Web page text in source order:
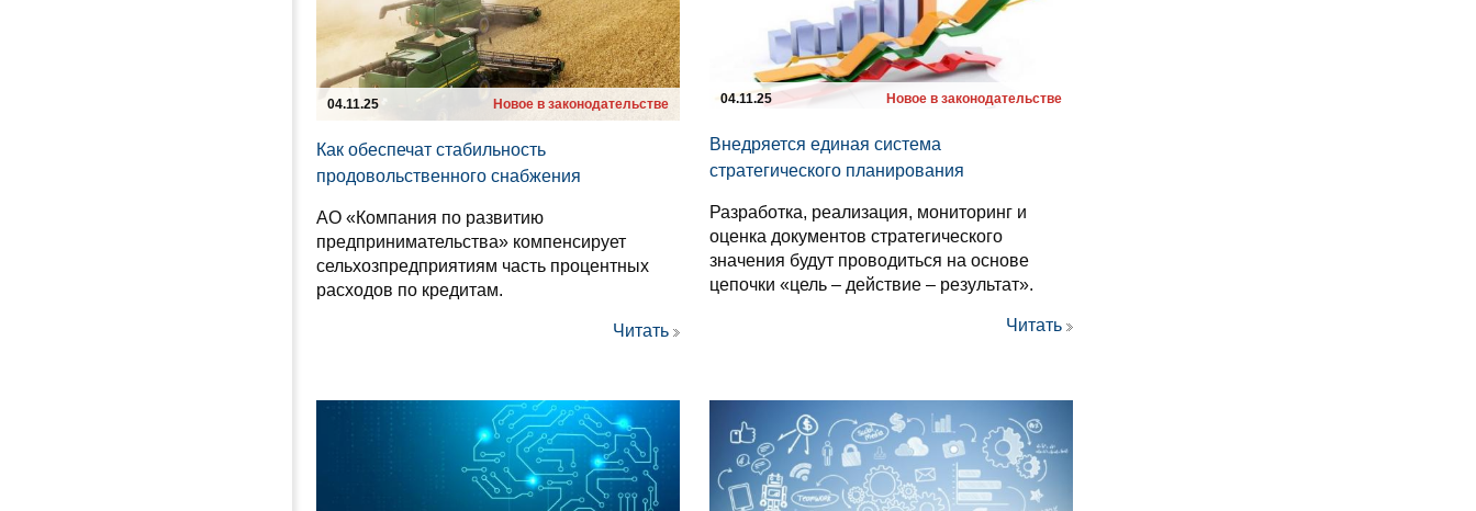
04.11.25 Новое в законодательстве
Как обеспечат стабильность
продовольственного снабжения
АО «Компания по развитию
предпринимательства» компенсирует
сельхозпредприятиям часть процентных
расходов по кредитам.
Читать
04.11.25 Новое в законодательстве
Внедряется единая система
стратегического планирования
Разработка, реализация, мониторинг и
оценка документов стратегического
значения будут проводиться на основе
цепочки «цель – действие – результат».
Читать